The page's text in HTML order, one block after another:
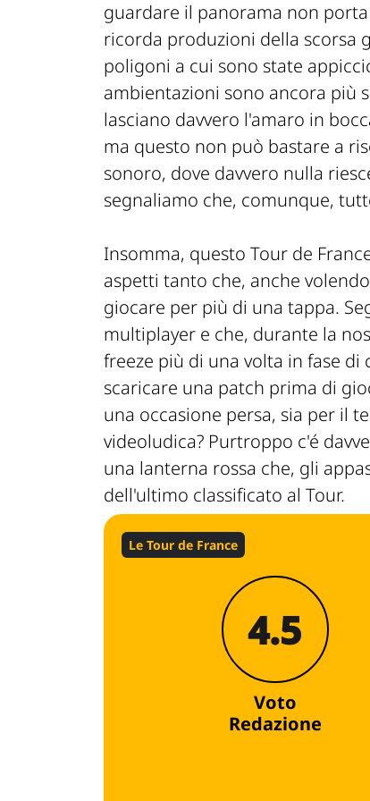
guardare il panorama non
ricorda produzioni della scorsa
poligoni a cui sono state
ambientazioni sono ancora più
lasciano davvero l'amaro in
ma questo non può bastare a
sonoro, dove davvero nulla
segnaliamo che, comunque,
Insomma, questo Tour de
aspetti tanto che, anche
giocare per più di una tappa.
multiplayer e che, durante la
freeze più di una volta in fase
scaricare una patch prima di
una occasione persa, sia per il
videoludica? Purtroppo c'é
una lanterna rossa che, gli
dell'ultimo classificato al Tour.
Le Tour de France
4.5
Voto
Redazione